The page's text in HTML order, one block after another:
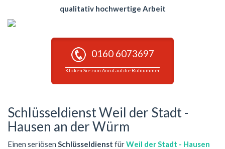
qualitativ hochwertige Arbeit
0160 6073697
Klicken Sie zum Anruf auf die Rufnummer
Schlüsseldienst Weil der Stadt -
Hausen an der Würm
Einen seriösen Schlüsseldienst fürWeil der Stadt - Hausen